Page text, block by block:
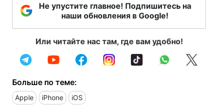
Не упустите главное! Подпишитесь на
наши обновления в Google!
Или читайте нас там, где вам удобно!
Больше по теме:
Apple iPhone iOS